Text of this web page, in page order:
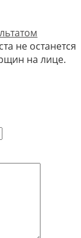
не останется
на лице.